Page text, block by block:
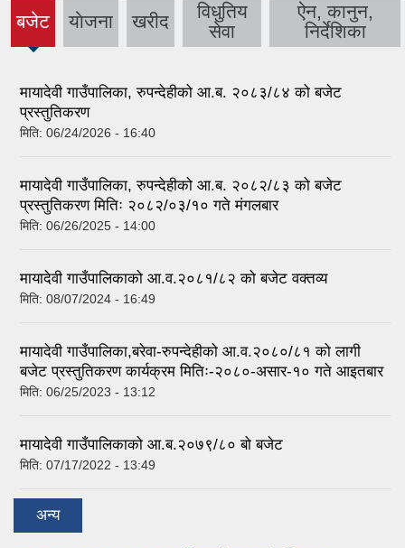
बजेट
(active
tab)
याेजना खरीद
विधुतिय
सेवा
ऐन, कानुन,
निर्देशिका
मायादेवी गाउँपालिका, रुपन्देहीको आ.ब. २०८३/८४ को बजेट
प्रस्तुतिकरण
मिति: 06/24/2026 - 16:40
मायादेवी गाउँपालिका, रुपन्देहीको आ.ब. २०८२/८३ को बजेट
प्रस्तुतिकरण मितिः २०८२/०३/१० गते मंगलबार
मिति: 06/26/2025 - 14:00
मायादेवी गाउँपालिकाको आ.व.२०८१/८२ को बजेट वक्तव्य
मिति: 08/07/2024 - 16:49
मायादेवी गाउँपालिका,बरेवा-रुपन्देहीको आ.व.२०८०/८१ को लागी
बजेट प्रस्तुतिकरण कार्यक्रम मितिः-२०८०-असार-१० गते आइतबार
मिति: 06/25/2023 - 13:12
मायादेवी गाउँपालिकाको आ.ब.२०७९/८० बो बजेट
मिति: 07/17/2022 - 13:49
अन्य